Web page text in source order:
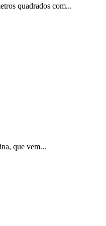
quadrados com...
que vem...